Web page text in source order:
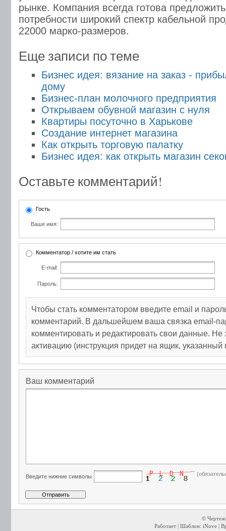
рынке. Компания всегда готова
потребности широкий спектр кабельной
22000 марко-размеров.
Еще записи по теме
Бизнес идея: вязание на заказ -
дому
Бизнес-план молочного предприятия
Открываем обувной магазин с нуля
Квартиры посуточно в Харькове
Создание интернет магазина
Как открыть торговую палатку
Бизнес идея: как открыть магазин
Оставьте комментарий!
Гость
Ваше имя:
Комментатор / хотите им стать
E-mail:
Пароль:
Чтобы стать комментатором введите email и
комментарий. В дальшейшем ваша связка email-
комментировать и редактировать свои данные. Не
активацию (инструкция придет на ящик, указанный
Ваш комментарий
Введите нижние символы
©
Работает | Шаблон: iNove |